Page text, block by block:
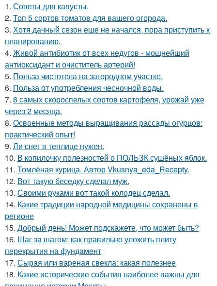
1. Советы для капусты.
2. Топ 5 сортов томатов для вашего огорода.
3. Хотя дачный сезон еще не начался, пора приступить к
планированию.
4. Живой антибиотик от всех недугов - мощнейший
антиоксидант и очиститель артерий!
5. Польза чистотела на загородном участке.
6. Польза от употребления чесночной воды.
7. 8 самых скороспелых сортов картофеля, урожай уже
через 2 месяца.
8. Освоенные методы выращивания рассады огурцов:
практический опыт!
9. Ли снег в теплице нужен.
10. В копилочку полезностей о ПОЛЬЗК сушёных яблок.
11. Томлёная курица. Автор Vkusnya_eda_Recepty.
12. Вот такую беседку сделал муж.
13. Своими руками вот такой колодец сделал.
14. Какие традиции народной медицины сохранены в
регионе
15. Добрый день! Может подскажете, что может быть?
16. Шаг за шагом: как правильно уложить плиту
перекрытия на фундамент
17. Сырая или вареная свекла: какая полезнее
18. Какие исторические события наиболее важны для